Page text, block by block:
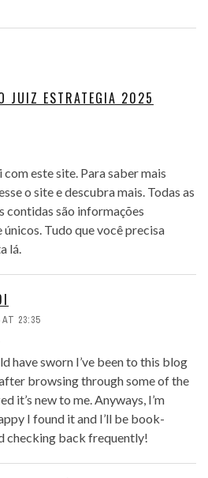
JUIZ ESTRATEGIA 2025
com este site. Para saber mais
o site e descubra mais. Todas as
contidas são informações
únicos. Tudo que você precisa
lá.
AT 23:35
have sworn I’ve been to this blog
browsing through some of the
it’s new to me. Anyways, I’m
I found it and I’ll be book-
checking back frequently!